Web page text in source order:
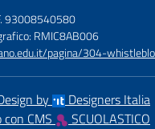
93008540580
RMIC8AB006
pagina/304-
by
Designers Italia
CMS
SCUOLASTICO